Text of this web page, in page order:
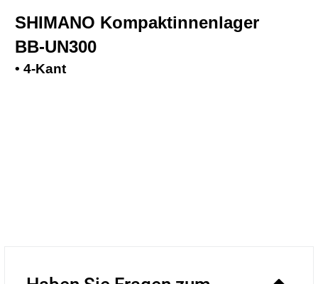
SHIMANO Kompaktinnenlager
BB-UN300
• 4-Kant